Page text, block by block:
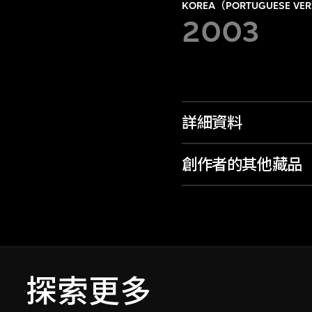
KOREA（PORTUGUESE
2003
詳細資料
創作者的其他藏品
探索更多